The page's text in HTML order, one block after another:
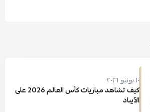
١٠ يونيو ٢٠٢٦
كيف تشاهد مباريات كأس العالم 2026 على
الآيباد